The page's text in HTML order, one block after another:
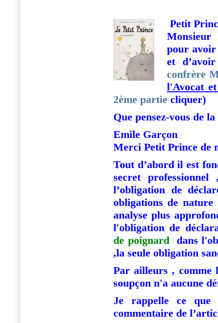
Petit
Monsieur
pour avoir
et
confrère
l'Avocat
2ème partie cliquer)
Que pensez-vous de
Emile Garçon
Merci Petit Prince de
Tout d’abord il est
secret
l’obligation de
obligations de
analyse plus
l'obligation de
de poignard dans
,la seule obligation
Par ailleurs ,
soupçon n'a aucune
Je rappelle ce que
commentaire de